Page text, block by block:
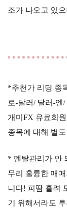
조가 나오고 있
*추천가 리딩 종
로-달러/ 달러-엔
개미FX 유료회
종목에 대해 별
* 멘탈관리가 안
무리 훌륭한 매
니다! 피땀 흘려
기 위해서라도